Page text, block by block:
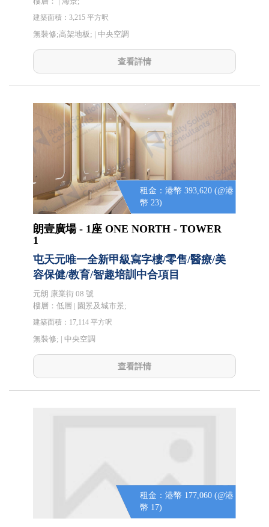
建築面積：3,215 平方呎
無裝修;高架地板; | 中央空調
查看詳情
租金：港幣 393,620 (@港
幣 23)
朗壹廣場 - 1座 ONE NORTH - TOWER
1
屯天元唯一全新甲級寫字樓/零售/醫療/美
容保健/教育/智趣培訓中合項目
元朗 康業街 08 號
樓層：低層 | 園景及城市景;
建築面積：17,114 平方呎
無裝修; | 中央空調
查看詳情
租金：港幣 177,060 (@港
幣 17)